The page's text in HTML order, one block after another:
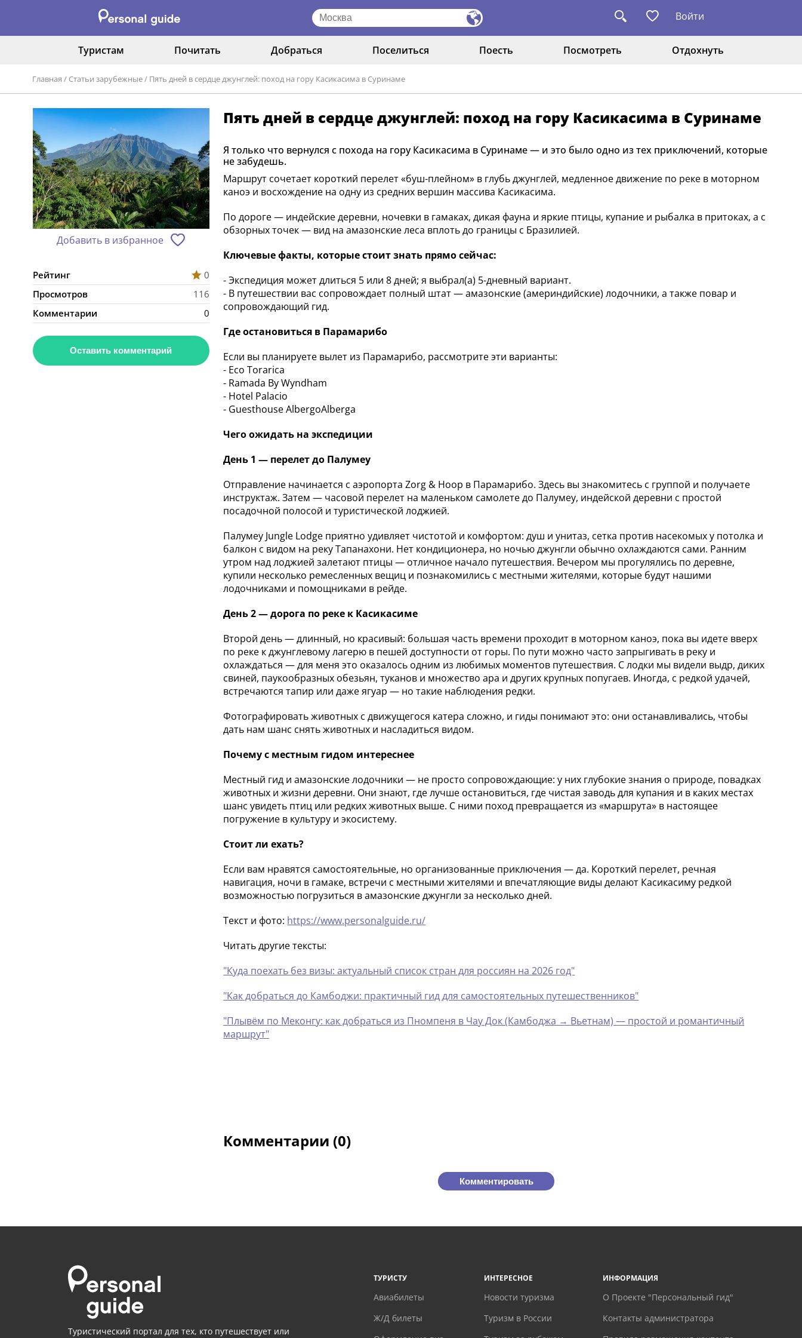
Войти
Туристам Почитать Добраться Поселиться Поесть Посмотреть Отдохнуть
Главная / Статьи зарубежные/ Пять дней в сердце джунглей: поход на гору Касикасима в Суринаме
Добавить в избранное
Рейтинг
0
Просмотров
116
Комментарии
0
Оставить комментарий
Пять дней в сердце джунглей: поход на гору Касикасима в Суринаме
Я только что вернулся с похода на гору Касикасима в Суринаме — и это было одно из тех приключений, которые
не забудешь.
Маршрут сочетает короткий перелет «буш-плейном» в глубь джунглей, медленное движение по реке в моторном
каноэ и восхождение на одну из средних вершин массива Касикасима.
По дороге — индейские деревни, ночевки в гамаках, дикая фауна и яркие птицы, купание и рыбалка в притоках, а с
обзорных точек — вид на амазонские леса вплоть до границы с Бразилией.
Ключевые факты, которые стоит знать прямо сейчас:
- Экспедиция может длиться 5 или 8 дней; я выбрал(а) 5-дневный вариант.
- В путешествии вас сопровождает полный штат — амазонские (америндийские) лодочники, а также повар и
сопровождающий гид.
Где остановиться в Парамарибо
Если вы планируете вылет из Парамарибо, рассмотрите эти варианты:
- Eco Torarica
- Ramada By Wyndham
- Hotel Palacio
- Guesthouse AlbergoAlberga
Чего ожидать на экспедиции
День 1 — перелет до Палумеу
Отправление начинается с аэропорта Zorg & Hoop в Парамарибо. Здесь вы знакомитесь с группой и получаете
инструктаж. Затем — часовой перелет на маленьком самолете до Палумеу, индейской деревни с простой
посадочной полосой и туристической лоджией.
Палумеу Jungle Lodge приятно удивляет чистотой и комфортом: душ и унитаз, сетка против насекомых у потолка и
балкон с видом на реку Тапанахони. Нет кондиционера, но ночью джунгли обычно охлаждаются сами. Ранним
утром над лоджией залетают птицы — отличное начало путешествия. Вечером мы прогулялись по деревне,
купили несколько ремесленных вещиц и познакомились с местными жителями, которые будут нашими
лодочниками и помощниками в рейде.
День 2 — дорога по реке к Касикасиме
Второй день — длинный, но красивый: большая часть времени проходит в моторном каноэ, пока вы идете вверх
по реке к джунглевому лагерю в пешей доступности от горы. По пути можно часто запрыгивать в реку и
охлаждаться — для меня это оказалось одним из любимых моментов путешествия. С лодки мы видели выдр, диких
свиней, паукообразных обезьян, туканов и множество ара и других крупных попугаев. Иногда, с редкой удачей,
встречаются тапир или даже ягуар — но такие наблюдения редки.
Фотографировать животных с движущегося катера сложно, и гиды понимают это: они останавливались, чтобы
дать нам шанс снять животных и насладиться видом.
Почему с местным гидом интереснее
Местный гид и амазонские лодочники — не просто сопровождающие: у них глубокие знания о природе, повадках
животных и жизни деревни. Они знают, где лучше остановиться, где чистая заводь для купания и в каких местах
шанс увидеть птиц или редких животных выше. С ними поход превращается из «маршрута» в настоящее
погружение в культуру и экосистему.
Стоит ли ехать?
Если вам нравятся самостоятельные, но организованные приключения — да. Короткий перелет, речная
навигация, ночи в гамаке, встречи с местными жителями и впечатляющие виды делают Касикасиму редкой
возможностью погрузиться в амазонские джунгли за несколько дней.
Текст и фото: https://www.personalguide.ru/
Читать другие тексты:
"Куда поехать без визы: актуальный список стран для россиян на 2026 год"
"Как добраться до Камбоджи: практичный гид для самостоятельных путешественников"
"Плывём по Меконгу: как добраться из Пномпеня в Чау Док (Камбоджа → Вьетнам) — простой и романтичный
маршрут"
Комментарии (0)
Комментировать
Туристический портал для тех, кто путешествует или
ТУРИСТУ
Авиабилеты
Ж/Д билеты
ИНТЕРЕСНОЕ
Новости туризма
Туризм в России
ИНФОРМАЦИЯ
О Проекте "Персональный гид"
Контакты администратора